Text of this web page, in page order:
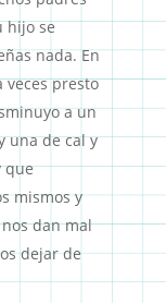
hijo se
nada. En
veces presto
a un
una de cal y
que
mismos y
dan mal
dejar de